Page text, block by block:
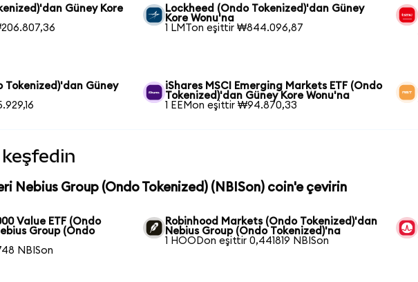
Güney Kore
Lockheed (Ondo Tokenized)'dan Güney
Kore Wonu'na
1 LMTon eşittir ₩844.096,87
Tokenized)'dan Güney
iShares MSCI Emerging Markets ETF (Ondo
Tokenized)'dan Güney Kore Wonu'na
1 EEMon eşittir ₩94.870,33
Nebius Group (Ondo Tokenized) (NBISon) coin'e çevirin
Value ETF (Ondo
Group (Ondo
NBISon
Robinhood Markets (Ondo Tokenized)'dan
Nebius Group (Ondo Tokenized)'na
1 HOODon eşittir 0,441819 NBISon